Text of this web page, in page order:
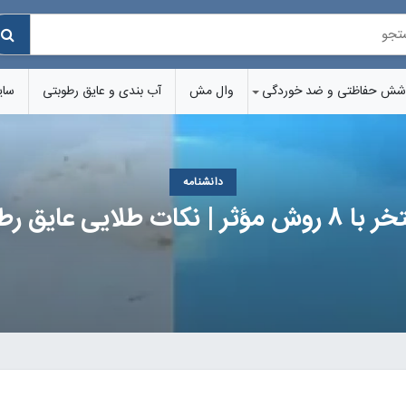
حفاظتی و ضد خوردگی وال مش آب بندی و عایق رطوبتی
دانشنامه
رطوبتی استخر